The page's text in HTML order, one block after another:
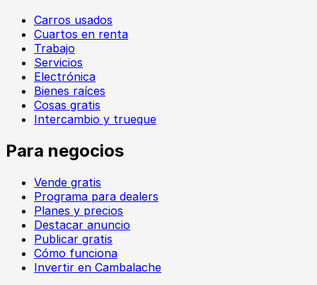
Carros usados
Cuartos en renta
Trabajo
Servicios
Electrónica
Bienes raíces
Cosas gratis
Intercambio y trueque
Para negocios
Vende gratis
Programa para dealers
Planes y precios
Destacar anuncio
Publicar gratis
Cómo funciona
Invertir en Cambalache